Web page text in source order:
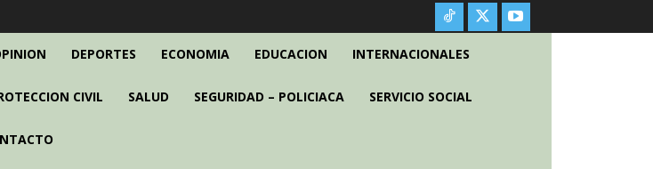
DEPORTES ECONOMIA EDUCACION INTERNACIONALES
CIVIL SALUD SEGURIDAD – POLICIACA SERVICIO SOCIAL